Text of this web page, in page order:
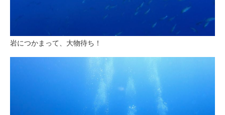
岩につかまって、大物待ち！